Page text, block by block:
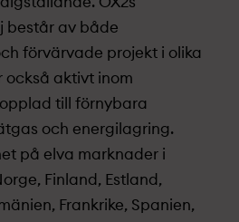
består av både
förvärvade projekt­ i olika
också aktivt inom
till förnybara
och energilagring.
på elva marknader i
Finland, Estland,
Frankrike, Spanien,